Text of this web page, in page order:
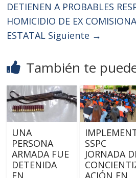
DETIENEN A PROBABLES
HOMICIDIO DE EX
ESTATAL Siguiente →
También te
UNA
PERSONA
ARMADA FUE
DETENIDA
EN
SSPC
JORNADA
ACIÓN EN